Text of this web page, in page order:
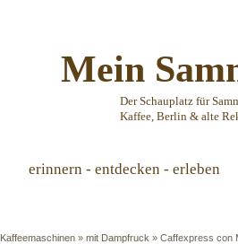
Mein
Der Schauplatz für
Kaffee, Berlin & alte
erinnern - entdecken - erleben
Kaffeemaschinen » mit Dampfruck » Caffexpress con